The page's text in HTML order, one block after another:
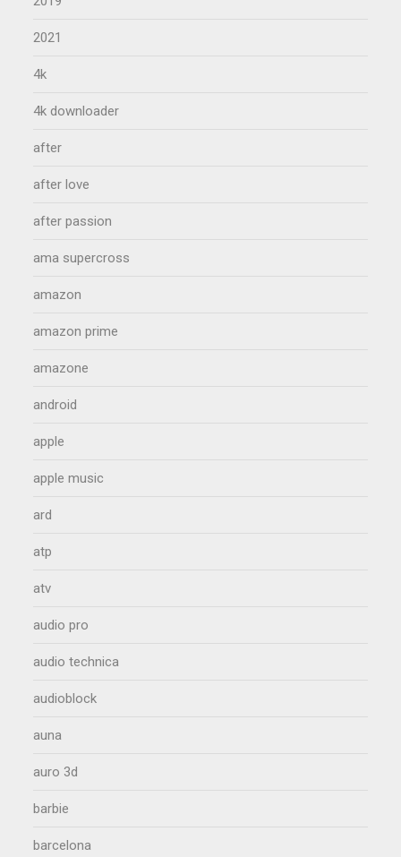
2021
4k
4k downloader
after
after love
after passion
ama supercross
amazon
amazon prime
amazone
android
apple
apple music
ard
atp
atv
audio pro
audio technica
audioblock
auna
auro 3d
barbie
barcelona